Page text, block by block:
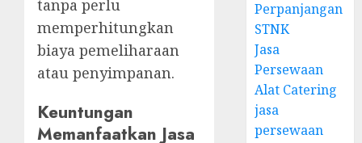
tanpa perlu
memperhitungkan
biaya pemeliharaan
atau penyimpanan.
Keuntungan
Memanfaatkan Jasa
Perpanjangan
STNK
Jasa
Persewaan
Alat Catering
jasa
persewaan